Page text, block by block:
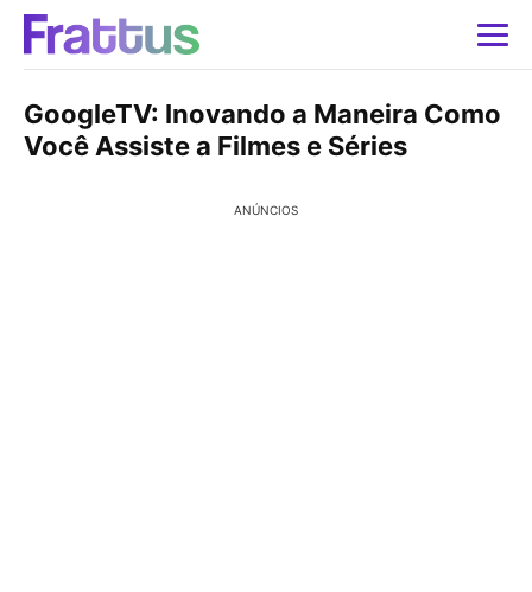
GoogleTV: Inovando a Maneira Como
Você Assiste a Filmes e Séries
ANÚNCIOS